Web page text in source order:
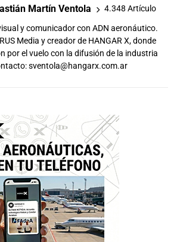
Martín Ventola 4.348 Artículo
y comunicador con ADN aeronáutico.
Media y creador de HANGAR X, donde
por el vuelo con la difusión de la industria
sventola@hangarx.com.ar